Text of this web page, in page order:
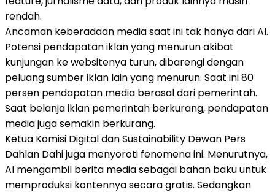
rendah.
Ancaman keberadaan media saat ini tak hanya dari AI.
Potensi pendapatan iklan yang menurun akibat
kunjungan ke websitenya turun, dibarengi dengan
peluang sumber iklan lain yang menurun. Saat ini 80
persen pendapatan media berasal dari pemerintah.
Saat belanja iklan pemerintah berkurang, pendapatan
media juga semakin berkurang.
Ketua Komisi Digital dan Sustainability Dewan Pers
Dahlan Dahi juga menyoroti fenomena ini. Menurutnya,
AI mengambil berita media sebagai bahan baku untuk
memproduksi kontennya secara gratis. Sedangkan